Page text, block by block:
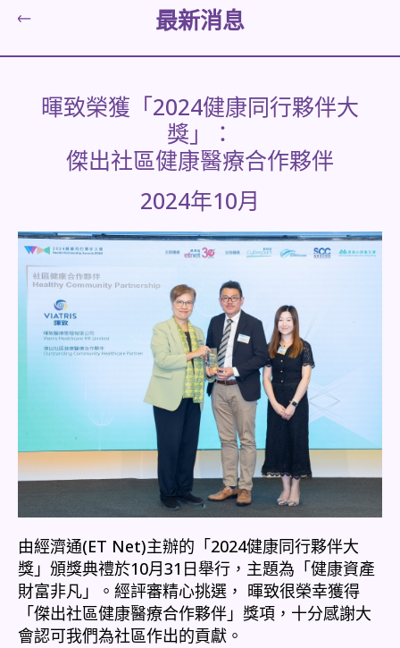
最新消息
暉致榮獲「2024健康同行夥伴大
獎」：
傑出社區健康醫療合作夥伴
2024年10月
由經濟通(ET Net)主辦的「2024健康同行夥伴大
獎」頒獎典禮於10月31日舉行，主題為「健康資產
財富非凡」。經評審精心挑選， 暉致很榮幸獲得
「傑出社區健康醫療合作夥伴」獎項，十分感謝大
會認可我們為社區作出的貢獻。